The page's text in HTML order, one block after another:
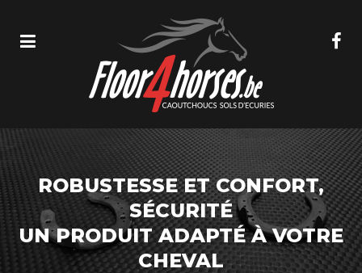
ROBUSTESSE ET CONFORT,
SÉCURITÉ
UN PRODUIT ADAPTÉ À VOTRE
CHEVAL